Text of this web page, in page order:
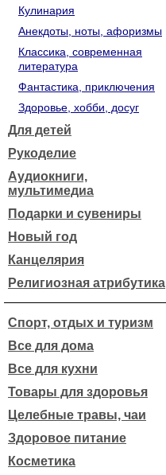
Кулинария
Анекдоты, ноты, афоризмы
Классика, современная
литература
Фантастика, приключения
Здоровье, хобби, досуг
Для детей
Рукоделие
Аудиокниги,
мультимедиа
Подарки и сувениры
Новый год
Канцелярия
Религиозная атрибутика
Спорт, отдых и туризм
Все для дома
Все для кухни
Товары для здоровья
Целебные травы, чаи
Здоровое питание
Косметика